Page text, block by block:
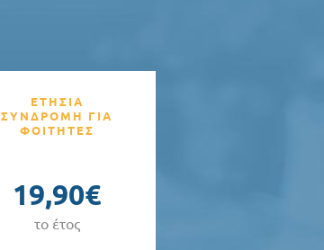
ΕΤΗΣΙΑ
ΣΥΝΔΡΟΜΗ ΓΙΑ
ΦΟΙΤΗΤΕΣ
19,90€
το έτος